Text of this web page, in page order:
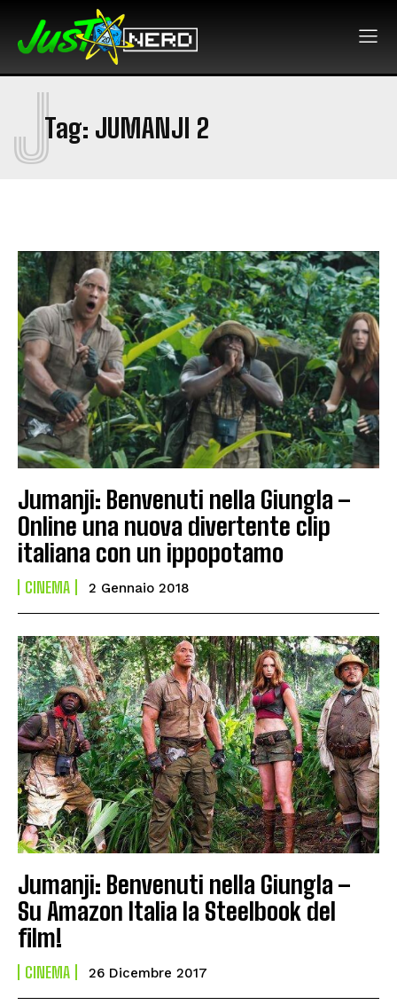
Tag: JUMANJI 2
J
Jumanji: Benvenuti nella Giungla –
Online una nuova divertente clip
italiana con un ippopotamo
CINEMA 2 Gennaio 2018
Jumanji: Benvenuti nella Giungla –
Su Amazon Italia la Steelbook del
film!
CINEMA 26 Dicembre 2017